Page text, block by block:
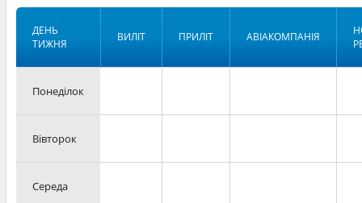
ДЕНЬ
ТИЖНЯ
ВИЛІТ ПРИЛІТ АВІАКОМПАНІЯ
Понеділок
Вівторок
Середа